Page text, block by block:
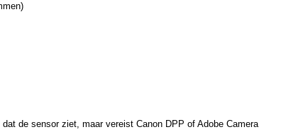
de sensor ziet, maar vereist Canon DPP of Adobe Camera